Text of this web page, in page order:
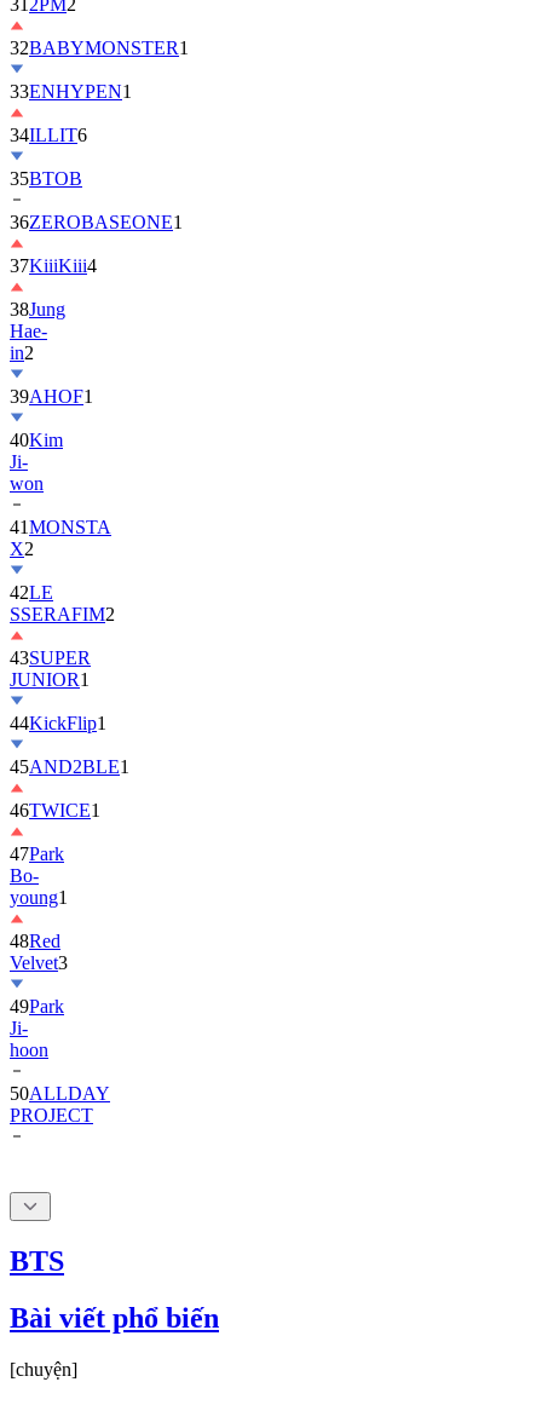
32 BABYMONSTER
33ENHYPEN1
34ILLIT6
35BTOB
36ZEROBASEONE
37KiiiKiii4
38Jung
Hae-
in2
39AHOF
40Kim
Ji-
won
41MONSTA
X
42LE
SSERAFIM
43SUPER
JUNIOR
44KickFlip
45AND2BLE
46TWICE1
47Park
Bo-
young1
48Red
Velvet
49Park
Ji-
hoon
50ALLDAY
PROJECT
BTS
Bài viết phổ biến
[chuyện]